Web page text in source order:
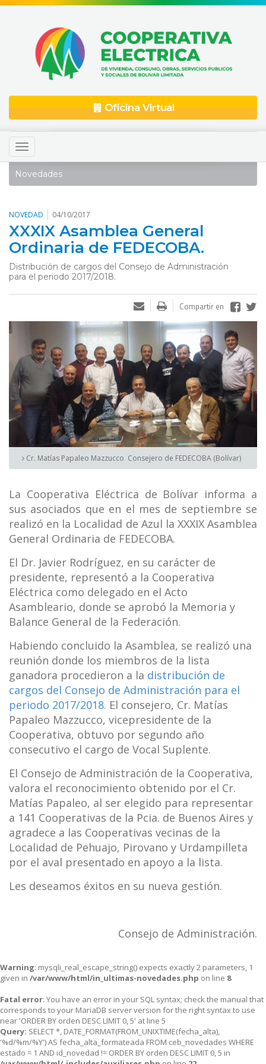
Oficina Virtual
Toggle
navigation
Novedades
NOVEDAD 04/10/2017
XXXIX Asamblea General
Ordinaria de FEDECOBA.
Distribución de cargos del Consejo de Administración
para el periodo 2017/2018.
Compartir en
Cr. Matías Papaleo Mazzucco  Consejero de FEDECOBA (Bolívar)
La Cooperativa Eléctrica de Bolívar informa a
sus asociados que en el mes de septiembre se
realizó en la Localidad de Azul la XXXIX Asamblea
General Ordinaria de FEDECOBA.
El Dr. Javier Rodríguez, en su carácter de
presidente, representó a la Cooperativa
Eléctrica como delegado en el Acto
Asambleario, donde se aprobó la Memoria y
Balance General de la Federación.
Habiendo concluido la Asamblea, se realizó una
reunión donde los miembros de la lista
ganadora procedieron a la distribución de
cargos del Consejo de Administración para el
periodo 2017/2018. El consejero, Cr. Matías
Papaleo Mazzucco, vicepresidente de la
Cooperativa, obtuvo por segundo año
consecutivo el cargo de Vocal Suplente.
El Consejo de Administración de la Cooperativa,
valora el reconocimiento obtenido por el Cr.
Matías Papaleo, al ser elegido para representar
a 141 Cooperativas de la Pcia. de Buenos Aires y
agradece a las Cooperativas vecinas de la
Localidad de Pehuajo, Pirovano y Urdampilleta
por el aval presentado en apoyo a la lista.
Les deseamos éxitos en su nueva gestión.
Consejo de Administración.
Warning: mysqli_real_escape_string() expects exactly 2 parameters, 1
given in /var/www/html/in_ultimas-novedades.php on line 8
Fatal error: You have an error in your SQL syntax; check the manual that
corresponds to your MariaDB server version for the right syntax to use
near 'ORDER BY orden DESC LIMIT 0, 5' at line 5
Query: SELECT *, DATE_FORMAT(FROM_UNIXTIME(fecha_alta),
'%d/%m/%Y') AS fecha_alta_formateada FROM ceb_novedades WHERE
estado = 1 AND id_novedad != ORDER BY orden DESC LIMIT 0, 5 in